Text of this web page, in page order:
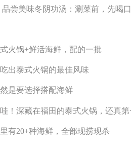
尝美味冬阴功汤： 涮菜前，先喝
火锅+鲜活海鲜，配的一批
出泰式火锅的最佳风味
是要选择搭配海鲜
有20+种海鲜，全部现捞现杀